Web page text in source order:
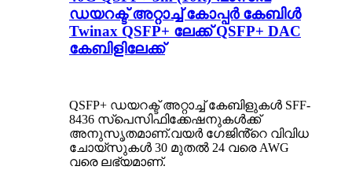
ഡയറക്ട് അറ്റാച്ച് കോപ്പർ കേബിൾ
Twinax QSFP+ ലേക്ക് QSFP+ DAC
കേബിളിലേക്ക്
QSFP+ ഡയറക്ട് അറ്റാച്ച് കേബിളുകൾ SFF-
8436 സ്പെസിഫിക്കേഷനുകൾക്ക്
അനുസൃതമാണ്.വയർ ഗേജിൻ്റെ വിവിധ
ചോയ്‌സുകൾ 30 മുതൽ 24 വരെ AWG
വരെ ലഭ്യമാണ്.